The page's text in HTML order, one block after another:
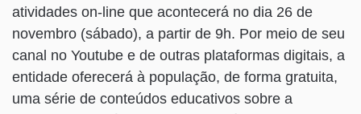
atividades on-line que acontecerá no dia 26 de
novembro (sábado), a partir de 9h. Por meio de seu
canal no Youtube e de outras plataformas digitais, a
entidade oferecerá à população, de forma gratuita,
uma série de conteúdos educativos sobre a